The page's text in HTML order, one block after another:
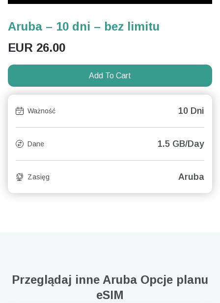
Aruba – 10 dni – bez limitu
EUR 26.00
Add To Cart
Ważność 10 Dni
Dane 1.5 GB/Day
Zasięg Aruba
Przeglądaj inne Aruba Opcje planu
eSIM